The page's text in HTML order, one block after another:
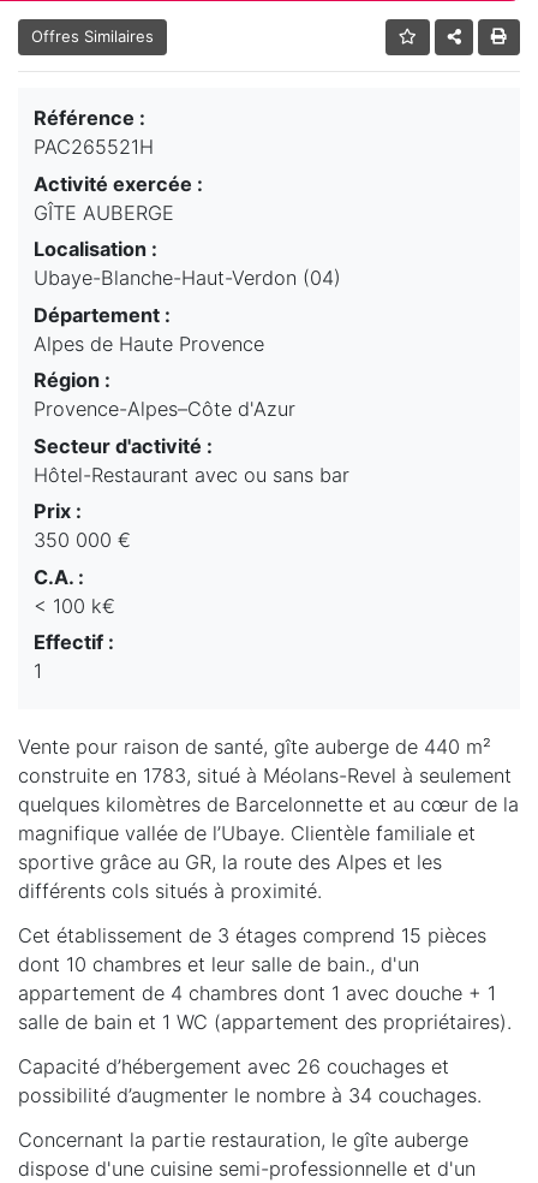
Offres Similaires
Référence :
PAC265521H
Activité exercée :
GÎTE AUBERGE
Localisation :
Ubaye-Blanche-Haut-Verdon (04)
Département :
Alpes de Haute Provence
Région :
Provence-Alpes–Côte d'Azur
Secteur d'activité :
Hôtel-Restaurant avec ou sans bar
Prix :
350 000 €
C.A. :
< 100 k€
Effectif :
1
Vente pour raison de santé, gîte auberge de 440 m²
construite en 1783, situé à Méolans-Revel à seulement
quelques kilomètres de Barcelonnette et au cœur de la
magnifique vallée de l’Ubaye. Clientèle familiale et
sportive grâce au GR, la route des Alpes et les
différents cols situés à proximité.
Cet établissement de 3 étages comprend 15 pièces
dont 10 chambres et leur salle de bain., d'un
appartement de 4 chambres dont 1 avec douche + 1
salle de bain et 1 WC (appartement des propriétaires).
Capacité d’hébergement avec 26 couchages et
possibilité d’augmenter le nombre à 34 couchages.
Concernant la partie restauration, le gîte auberge
dispose d'une cuisine semi-professionnelle et d'un